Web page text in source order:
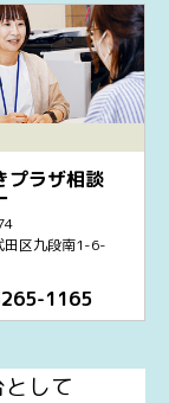
プラザ相談
田区九段南1-6-
1165
して